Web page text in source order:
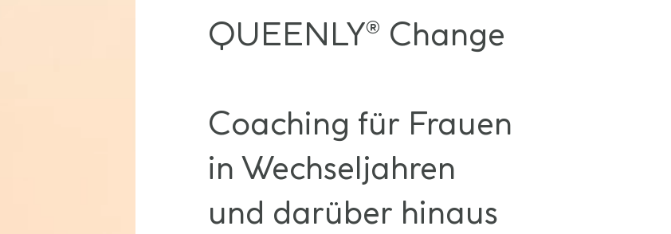
QUEENLY® Change
Coaching für Frauen
in Wechseljahren
und darüber hinaus